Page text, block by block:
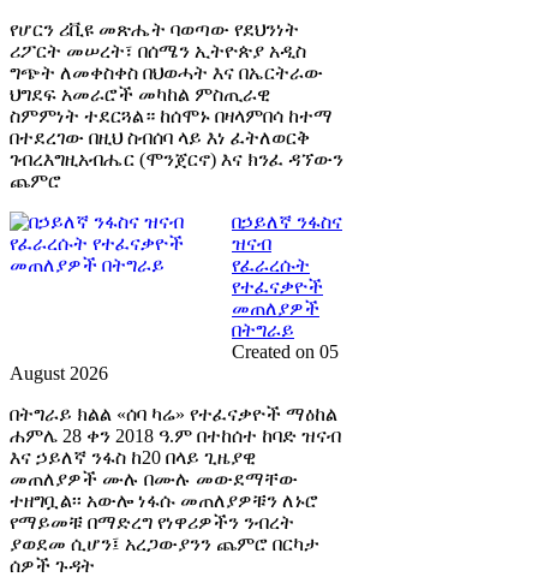
የሆርን ሪቪዩ መጽሔት ባወጣው የደህንነት
ሪፖርት መሠረት፣ በሰሜን ኢትዮጵያ አዲስ
ግጭት ለመቀስቀስ በህወሓት እና በኤርትራው
ህግደፍ አመራሮች መካከል ምስጢራዊ
ስምምነት ተደርጓል። ከሰሞኑ በዛላምበሳ ከተማ
በተደረገው በዚህ ስብሰባ ላይ እነ ፈትለወርቅ
ገብረእግዚአብሔር (ሞንጀርኖ) እና ክንፈ ዳኘውን
ጨምሮ
በኃይለኛ ንፋስና
ዝናብ
የፈራረሱት
የተፈናቃዮች
መጠለያዎች
በትግራይ
Created on 05
August 2026
በትግራይ ክልል «ሰባ ካሬ» የተፈናቃዮች ማዕከል
ሐምሌ 28 ቀን 2018 ዓ.ም በተከሰተ ከባድ ዝናብ
እና ኃይለኛ ንፋስ ከ20 በላይ ጊዜያዊ
መጠለያዎች ሙሉ በሙሉ መውደማቸው
ተዘግቧል፡፡ አውሎ ነፋሱ መጠለያዎቹን ለኑሮ
የማይመቹ በማድረግ የነዋሪዎችን ንብረት
ያወደመ ሲሆን፤ አረጋውያንን ጨምሮ በርካታ
ሰዎች ጉዳት